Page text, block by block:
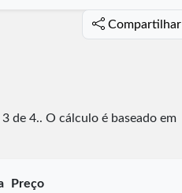
Compartilhar
3de 4.. O cálculo é baseado em
Preço